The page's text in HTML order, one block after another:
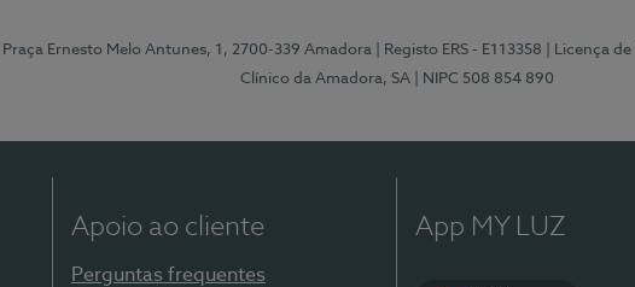
| Praça Ernesto Melo Antunes, 1, 2700-339 Amadora | Registo ERS - E113358 | Licença
Clínico da Amadora, SA
| NIPC 508 854 890
Apoio ao cliente
Perguntas frequentes
App MY LUZ